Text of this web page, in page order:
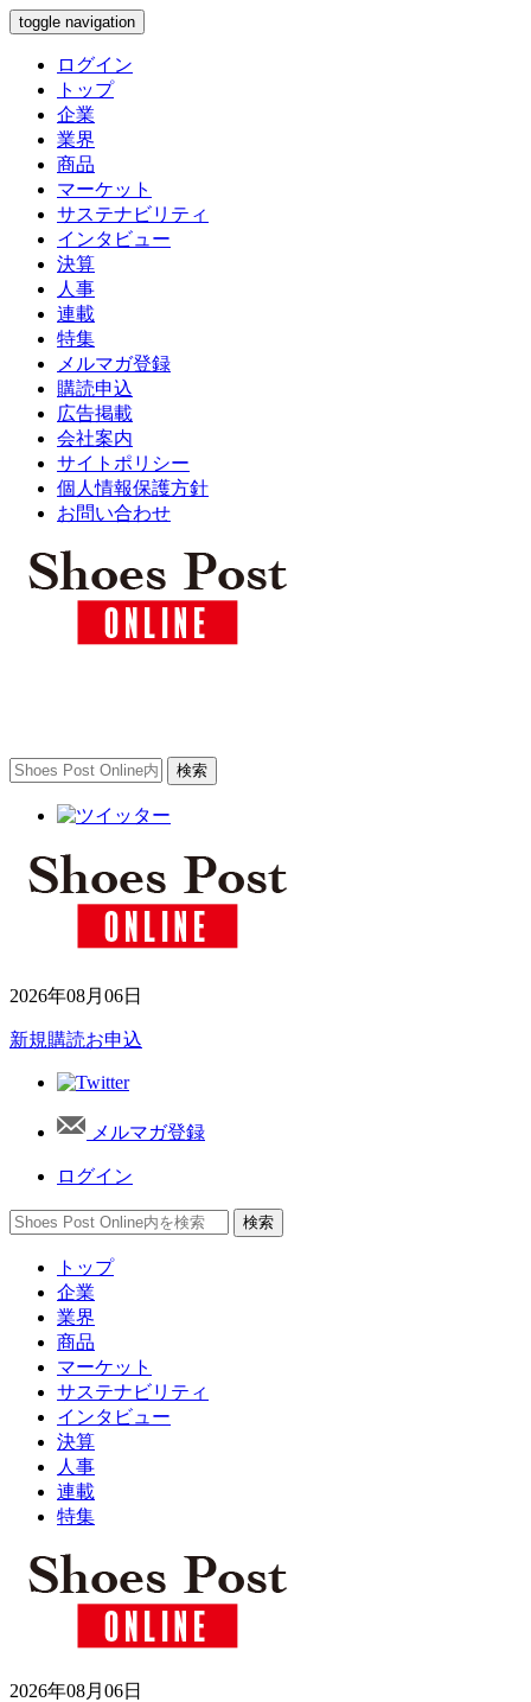
toggle navigation
ログイン
トップ
企業
業界
商品
マーケット
サステナビリティ
インタビュー
決算
人事
連載
特集
メルマガ登録
購読申込
広告掲載
会社案内
サイトポリシー
個人情報保護方針
お問い合わせ
2026年08月06日
新規購読お申込
メルマガ登録
ログイン
トップ
企業
業界
商品
マーケット
サステナビリティ
インタビュー
決算
人事
連載
特集
2026年08月06日